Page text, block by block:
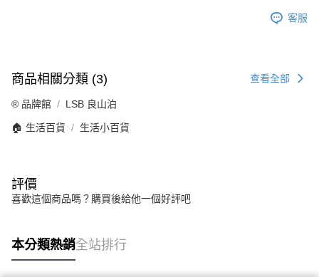
客服
商品相關分類 (3) 查看全部
®️ 品牌館 LSB 良山泊
🏠 生活百貨 生活小百貨
評價
喜歡這個商品嗎？購買後給他一個好評吧
本分類熱銷全站排行